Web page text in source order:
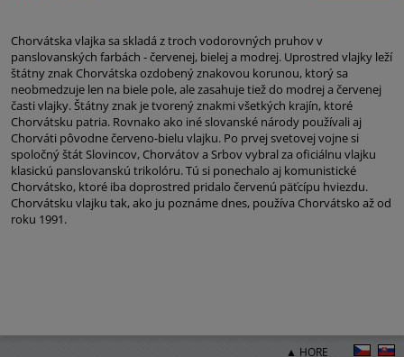
Chorvátska vlajka sa skladá z troch vodorovných pruhov v
panslovanských farbách - červenej, bielej a modrej. Uprostred vlajky leží
štátny znak Chorvátska ozdobený znakovou korunou, ktorý sa
neobmedzuje len na biele pole, ale zasahuje tiež do modrej a červenej
časti vlajky. Štátny znak je tvorený znakmi všetkých krajín, ktoré
Chorvátsku patria. Rovnako ako iné slovanské národy používali aj
Chorváti pôvodne červeno-bielu vlajku. Po prvej svetovej vojne si
spoločný štát Slovincov, Chorvátov a Srbov vybral za oficiálnu vlajku
klasickú panslovanskú trikolóru. Tú si ponechalo aj komunistické
Chorvátsko, ktoré iba doprostred pridalo červenú päťcípu hviezdu.
Chorvátsku vlajku tak, ako ju poznáme dnes, používa Chorvátsko až od
roku 1991.
▲ HORE